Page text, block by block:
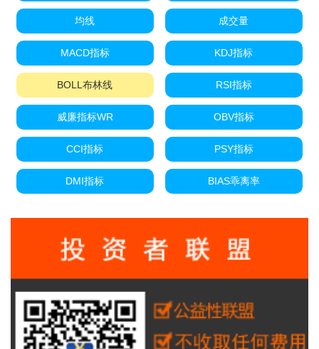
均线 成交量
MACD指标 KDJ指标
BOLL布林线 RSI指标
威廉指标WR OBV指标
CCI指标 PSY指标
DMI指标 BIAS乖离率